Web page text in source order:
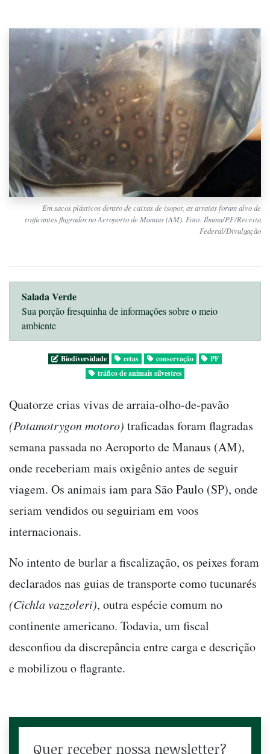
Em sacos plásticos dentro de caixas de isopor, as arraias foram alvo de
traficantes flagrados no Aeroporto de Manaus (AM). Foto: Ibama/PF/Receita
Federal/Divulgação
Salada Verde
Sua porção fresquinha de informações sobre o meio
ambiente
Biodiversidade cetas conservação
PF
tráfico de animais silvestres
Quatorze crias vivas de arraia-olho-de-pavão
(Potamotrygon motoro) traficadas foram flagradas
semana passada no Aeroporto de Manaus (AM),
onde receberiam mais oxigênio antes de seguir
viagem. Os animais iam para São Paulo (SP), onde
seriam vendidos ou seguiriam em voos
internacionais.
No intento de burlar a fiscalização, os peixes foram
declarados nas guias de transporte como tucunarés
(Cichla vazzoleri), outra espécie comum no
continente americano. Todavia, um fiscal
desconfiou da discrepância entre carga e descrição
e mobilizou o flagrante.
Quer receber nossa newsletter?